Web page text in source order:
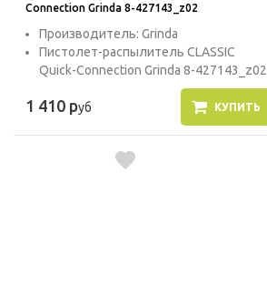
Connection Grinda 8-427143_z02
Производитель: Grinda
Пистолет-распылитель CLASSIC
Quick-Connection Grinda 8-427143_z02
1 410 руб КУПИТЬ